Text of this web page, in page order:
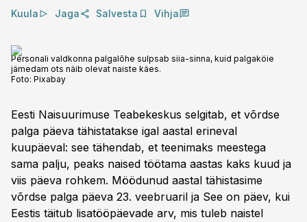
Kuula Jaga Salvesta Vihja
Personali valdkonna palgalõhe sulpsab siia-sinna, kuid palgaköie
jämedam ots näib olevat naiste käes.
Foto: Pixabay
Eesti Naisuurimuse Teabekeskus selgitab, et võrdse
palga päeva tähistatakse igal aastal erineval
kuupäeval: see tähendab, et teenimaks meestega
sama palju, peaks naised töötama aastas kaks kuud ja
viis päeva rohkem. Möödunud aastal tähistasime
võrdse palga päeva 23. veebruaril ja See on päev, kui
Eestis täitub lisatööpäevade arv, mis tuleb naistel